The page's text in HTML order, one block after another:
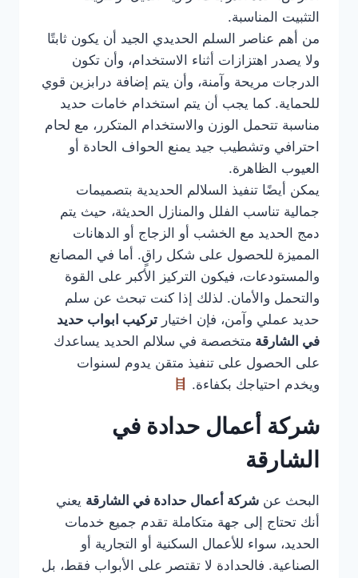
التثبيت المناسبة.
من أهم عناصر السلم الحديدي الجيد أن يكون ثابتًا
ولا يصدر اهتزازات أثناء الاستخدام، وأن تكون
الدرجات مريحة وآمنة، وأن يتم إضافة درابزين قوي
للحماية. كما يجب أن يتم استخدام خامات حديد
مناسبة تتحمل الوزن والاستخدام المتكرر، مع لحام
احترافي وتشطيب جيد يمنع الحواف الحادة أو
العيوب الظاهرة.
يمكن أيضًا تنفيذ السلالم الحديدية بتصميمات
جمالية تناسب الفلل والمنازل الحديثة، حيث يتم
دمج الحديد مع الخشب أو الزجاج أو الدهانات
المميزة للحصول على شكل راقٍ. أما في المصانع
والمستودعات، فيكون التركيز الأكبر على القوة
والتحمل والأمان. لذلك إذا كنت تبحث عن سلم
حديد عملي وآمن، فإن اختيار تركيب ابواب حديد
في الشارقة متخصصة في سلالم الحديد يساعدك
على الحصول على تنفيذ متقن يدوم لسنوات
ويخدم احتياجك بكفاءة.
شركة أعمال حدادة في
الشارقة
البحث عن شركة أعمال حدادة في الشارقة يعني
أنك تحتاج إلى جهة متكاملة تقدم جميع خدمات
الحديد، سواء للأعمال السكنية أو التجارية أو
الصناعية. فالحدادة لا تقتصر على الأبواب فقط، بل